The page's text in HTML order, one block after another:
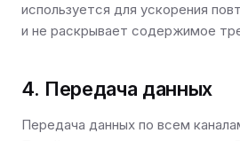
используется для ускорения
и не раскрывает содержимое
4. Передача данных
Передача данных по всем